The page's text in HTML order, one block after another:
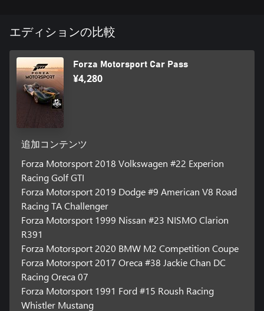
エディションの比較
Forza Motorsport Car Pass
¥4,280
追加コンテンツ
Forza Motorsport 2018 Volkswagen #22 Experion
Racing Golf GTI
Forza Motorsport 2019 Dodge #9 American V8 Road
Racing TA Challenger
Forza Motorsport 1999 Nissan #23 NISMO Clarion
R391
Forza Motorsport 2020 BMW M2 Competition Coupe
Forza Motorsport 2017 Oreca #38 Jackie Chan DC
Racing Oreca 07
Forza Motorsport 1991 Ford #15 Roush Racing
Whistler Mustang